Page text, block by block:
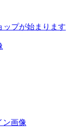
ップが始まります